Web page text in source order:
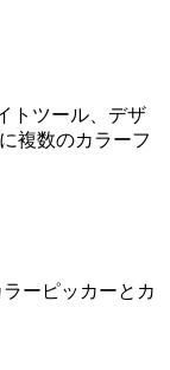
トツール、デザ
複数のカラーフ
ーピッカーとカ